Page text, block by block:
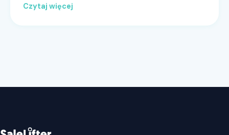
Czytaj więcej